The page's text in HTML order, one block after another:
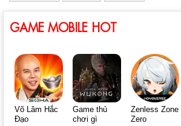
GAME MOBILE HOT
Võ Lâm Hắc
Đạo
Game thủ
chơi gì
Zenless Zone
Zero